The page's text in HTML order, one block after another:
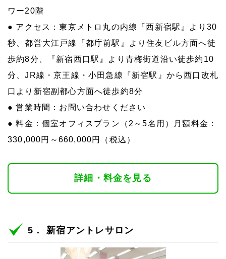
ワー20階
● アクセス：東京メトロ丸の内線『西新宿駅』より30
秒、都営大江戸線『都庁前駅』より住友ビル方面へ徒
歩約8分、『新宿西口駅』より青梅街道沿い徒歩約10
分、JR線・京王線・小田急線『新宿駅』から西口改札
口より新宿副都心方面へ徒歩約8分
● 営業時間：お問い合わせください
● 料金：個室オフィスプラン（2～5名用）月額料金：
330,000円～660,000円（税込）
詳細・料金を見る
5． 新宿アントレサロン